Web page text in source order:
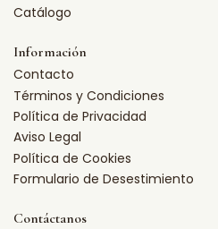
Catálogo
Información
Contacto
Términos y Condiciones
Política de Privacidad
Aviso Legal
Política de Cookies
Formulario de Desestimiento
Contáctanos